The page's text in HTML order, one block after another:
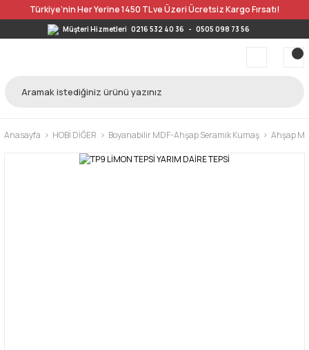
Türkiye’nin Her Yerine 1450 TL ve Üzeri Ücretsiz Kargo Fırsatı!
Müşteri Hizmetleri 0216 532 40 36 - 0505 098 73 56
Anasayfa HOBİ DİĞER Boyanabilir MDF-Ahşap Seramik Kumaş Ahşap